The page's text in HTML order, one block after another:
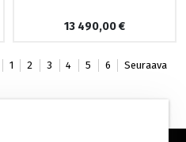
13 490,00€
1 2 3 4 5 6 Seuraava